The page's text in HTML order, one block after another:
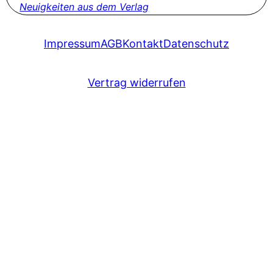
Neuigkeiten aus dem Verlag
ImpressumAGBKontaktDatenschutz
Vertrag widerrufen